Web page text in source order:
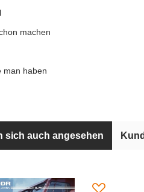
machen
man haben
sich auch angesehen